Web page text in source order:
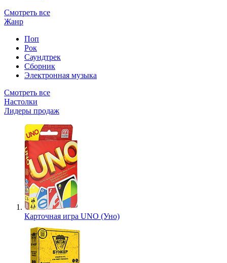
Смотреть все
Жанр
Поп
Рок
Саундтрек
Сборник
Электронная музыка
Смотреть все
Настолки
Лидеры продаж
Карточная игра UNO (Уно)